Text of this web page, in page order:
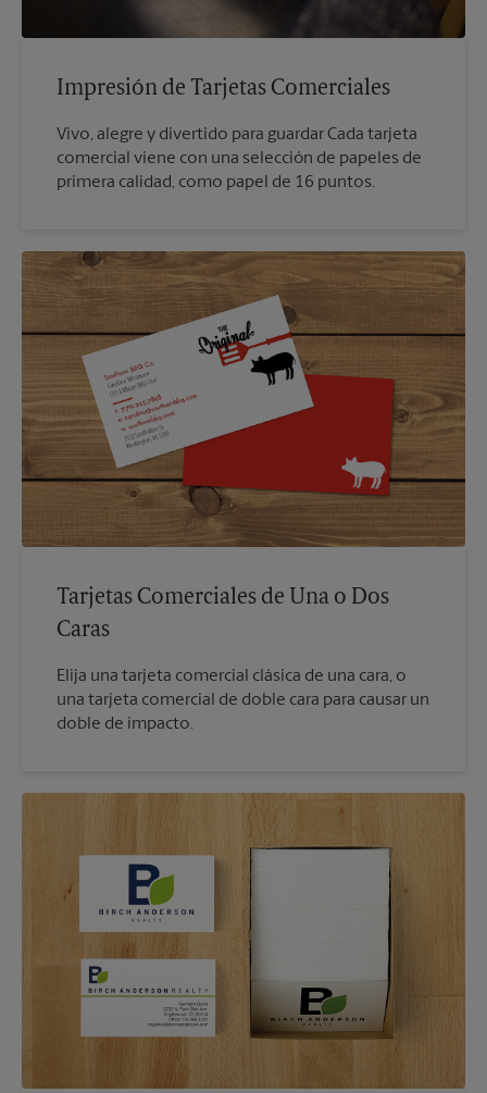
Impresión de Tarjetas Comerciales
Vivo, alegre y divertido para guardar Cada tarjeta
comercial viene con una selección de papeles de
primera calidad, como papel de 16 puntos.
Tarjetas Comerciales de Una o Dos
Caras
Elija una tarjeta comercial clásica de una cara, o
una tarjeta comercial de doble cara para causar un
doble de impacto.